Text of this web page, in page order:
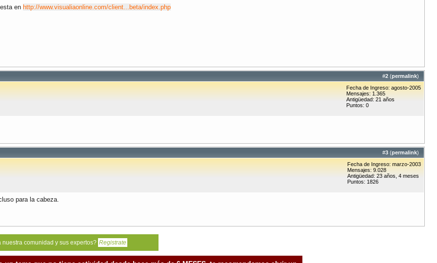
en http://www.visualiaonline.com/client...beta/index.php
#2 (permalink)
Fecha de Ingreso: agosto-2005
Mensajes: 1.365
Antigüedad: 21 años
Puntos: 0
#3 (permalink)
Fecha de Ingreso: marzo-2003
Mensajes: 9.028
Antigüedad: 23 años, 4 meses
Puntos: 1826
para la cabeza.
comunidad y sus expertos? Registrate